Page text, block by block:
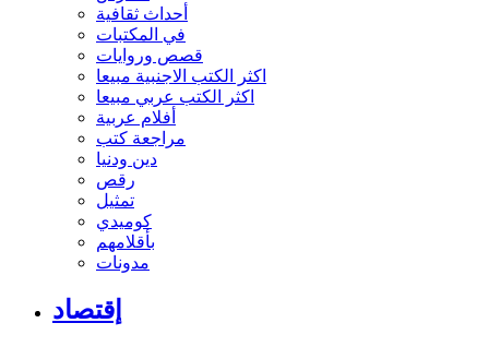
أحداث ثقافية
في المكتبات
قصص وروايات
اكثر الكتب الاجنبية مبيعا
اكثر الكتب عربي مبيعا
أفلام عربية
مراجعة كتب
دين ودنيا
رقص
تمثيل
كوميدي
بأقلامهم
مدونات
إقتصاد